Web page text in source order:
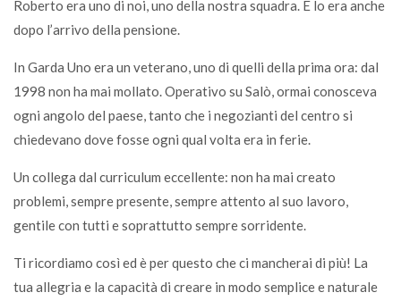
Roberto era uno di noi, uno della nostra squadra. E lo era anche
dopo l’arrivo della pensione.
In Garda Uno era un veterano, uno di quelli della prima ora: dal
1998 non ha mai mollato. Operativo su Salò, ormai conosceva
ogni angolo del paese, tanto che i negozianti del centro si
chiedevano dove fosse ogni qual volta era in ferie.
Un collega dal curriculum eccellente: non ha mai creato
problemi, sempre presente, sempre attento al suo lavoro,
gentile con tutti e soprattutto sempre sorridente.
Ti ricordiamo così ed è per questo che ci mancherai di più! La
tua allegria e la capacità di creare in modo semplice e naturale